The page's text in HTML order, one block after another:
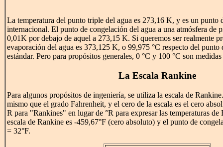
La temperatura del punto triple del agua es 273,16 K, y es un punto
internacional. El punto de congelación del agua a una atmósfera de
0,01K por debajo de aquel a 273,15 K. Si queremos ser realmente
evaporación del agua es 373,125 K, o 99,975 °C respecto del punto
estándar. Pero para propósitos generales, 0 °C y 100 °C son
La Escala Rankine
Para algunos propósitos de ingeniería, se utiliza la escala de
mismo que el grado Fahrenheit, y el cero de la escala es el cero
R para "Rankines" en lugar de °R para expresar las temperaturas
escala de Rankine es -459,67°F (cero absoluto) y el punto de
= 32°F.